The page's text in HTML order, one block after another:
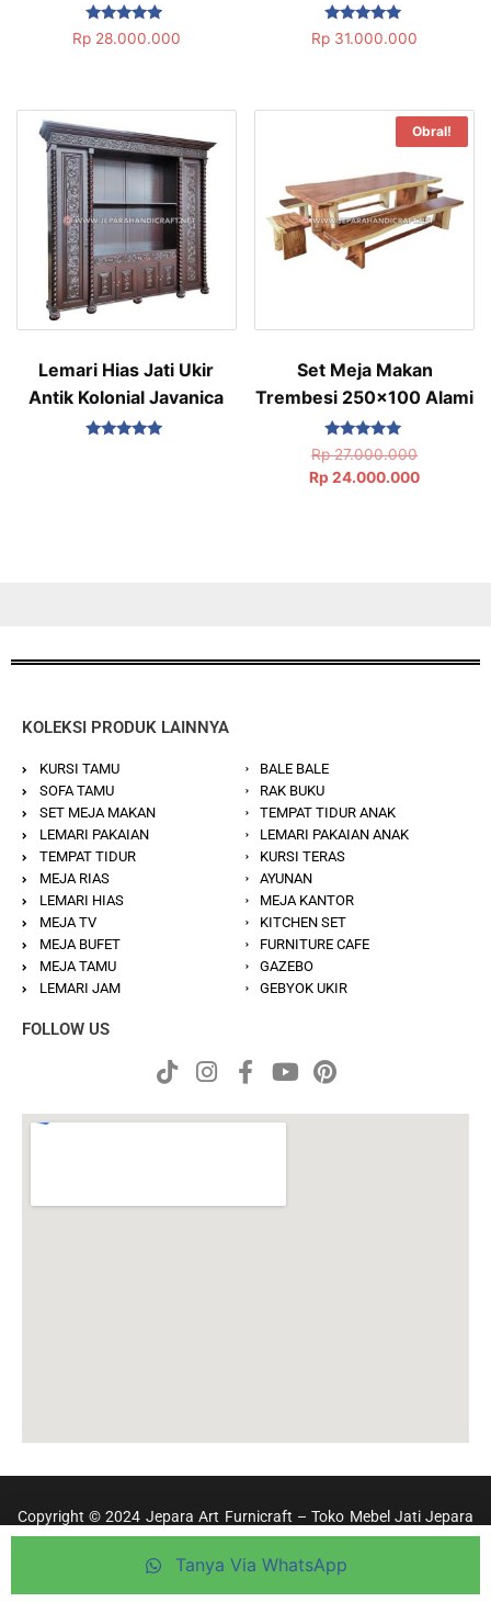
Tanya Via WhatsApp
Dinilai
5.00
Rp28.000.000
Dinilai
5.00
Rp 31.000.000
Lemari Hias Jati Ukir
Antik Kolonial Javanica
Obral!
Set Meja Makan
Trembesi 250×100 Alami
Dinilai
5.00
dari 5
Rp27.000.000
Rp 24.000.000
KOLEKSI PRODUK LAINNYA
KURSI TAMU
SOFA TAMU
SET MEJA MAKAN
LEMARI PAKAIAN
TEMPAT TIDUR
MEJA RIAS
LEMARI HIAS
MEJA TV
MEJA BUFET
MEJA TAMU
LEMARI JAM
BALE BALE
RAK BUKU
TEMPAT TIDUR ANAK
LEMARI PAKAIAN ANAK
KURSI TERAS
AYUNAN
MEJA KANTOR
KITCHEN SET
FURNITURE CAFE
GAZEBO
GEBYOK UKIR
FOLLOW US
Copyright © 2024 Jepara Art Furnicraft – Toko Mebel Jati Jepara
Terpercaya